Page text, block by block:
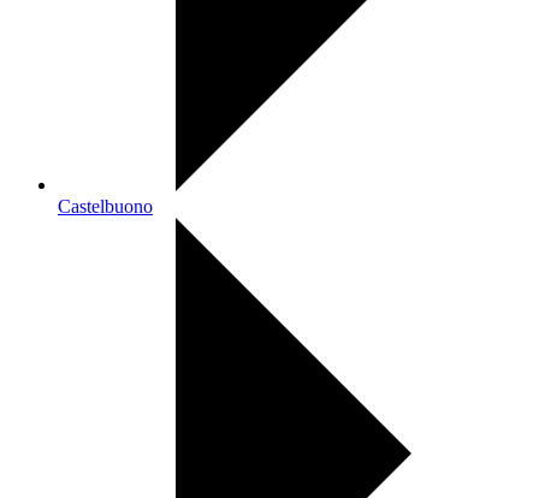
Castelbuono